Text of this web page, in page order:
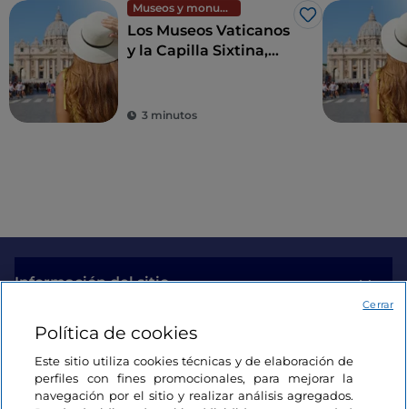
Museos y monumentos
Me gusta
Los Museos Vaticanos
y la Capilla Sixtina,
3 minutos
Información del sitio
Enlaces útiles
Acceso
Política de cookies
Este sitio utiliza cookies técnicas y de elaboración de
perfiles con fines promocionales, para mejorar la
navegación por el sitio y realizar análisis agregados.
Cerrar